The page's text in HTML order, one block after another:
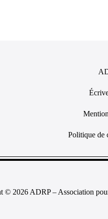
Politique de
© 2026 ADRP – Association